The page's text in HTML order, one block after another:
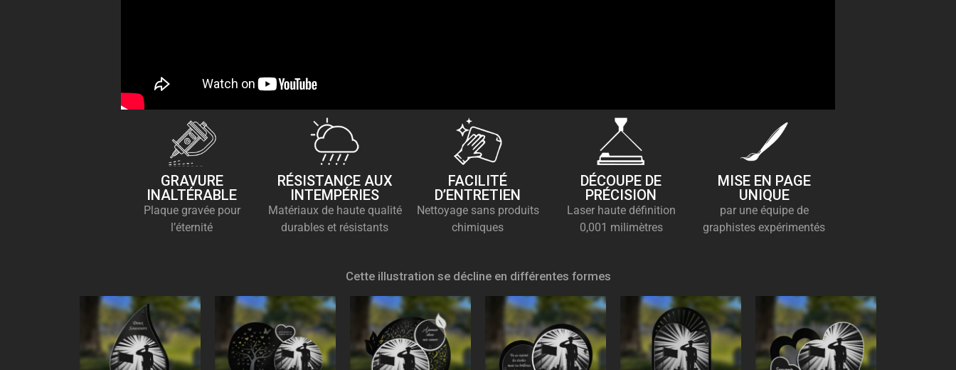
GRAVURE
INALTÉRABLE
Plaque gravée pour
l’éternité
RÉSISTANCE AUX
INTEMPÉRIES
Matériaux de haute qualité
durables et résistants
FACILITÉ
D’ENTRETIEN
Nettoyage sans produits
chimiques
DÉCOUPE DE
PRÉCISION
Laser haute définition
0,001 milimètres
MISE EN PAGE
UNIQUE
par une équipe de
graphistes expérimentés
Cette illustration se décline en différentes formes